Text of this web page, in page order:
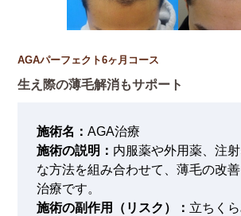
AGAパーフェクト6ヶ月コース
生え際の薄毛解消もサポート
施術名：AGA治療
施術の説明： 内服薬や外用薬、注
な方法を組み合わせて、薄毛の改
治療です。
施術の副作用（リスク）： 立ちく